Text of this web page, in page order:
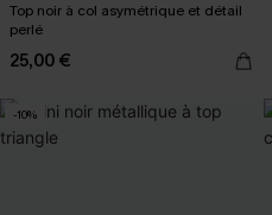
Top noir à col asymétrique et détail
perlé
25,00 €
-10%